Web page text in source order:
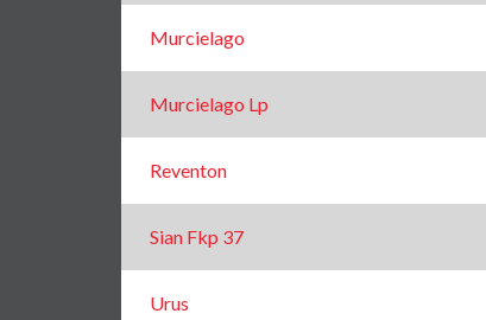
Murcielago
Murcielago Lp
Reventon
Sian Fkp 37
Urus